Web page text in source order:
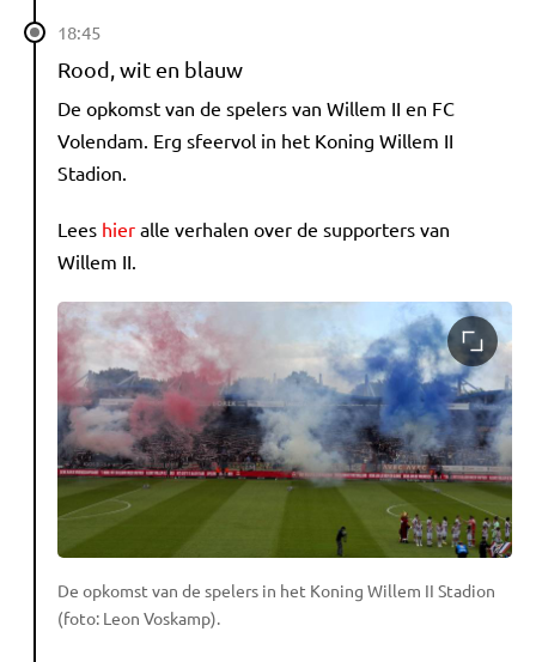
18:45
Rood, wit en blauw
De opkomst van de spelers van Willem II en FC
Volendam. Erg sfeervol in het Koning Willem II
Stadion.
Lees hier alle verhalen over de supporters van
Willem II.
De opkomst van de spelers in het Koning Willem II Stadion
(foto: Leon Voskamp).